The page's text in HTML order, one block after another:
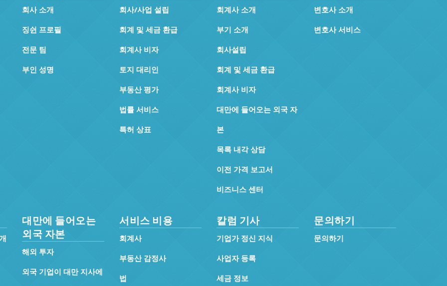
회사 소개
징쉰 프로필
전문 팀
부인 성명
회사/사업 설립
회계 및 세금 환급
회계사 비자
토지 대리인
부동산 평가
법률 서비스
특허 상표
회계사 소개
부기 소개
회사설립
회계 및 세금 환급
회계사 비자
대만에 들어오는 외국 자
본
목록 내각 상담
이전 가격 보고서
비즈니스 센터
변호사 소개
변호사 서비스
대만에 들어오는
외국 자본
해외 투자
외국 기업이 대만 지사에
서비스 비용
회계사
부동산 감정사
법
칼럼 기사
기업가 정신 지식
사업자 등록
세금 정보
문의하기
문의하기